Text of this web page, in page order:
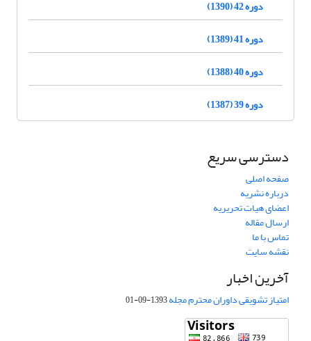
دوره 42 (1390)
دوره 41 (1389)
دوره 40 (1388)
دوره 39 (1387)
دسترسی سریع
صفحه اصلی
درباره نشریه
اعضای هیات تحریریه
ارسال مقاله
تماس با ما
نقشه سایت
آخرین اخبار
امتیاز تشویقی داوران محترم مجله1393-09-01